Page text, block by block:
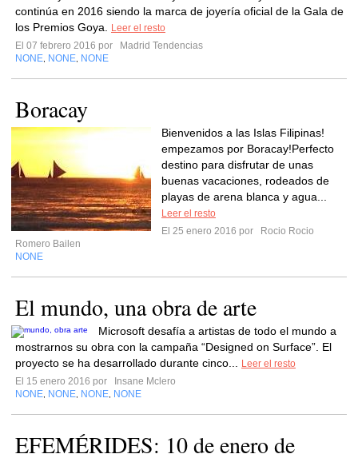
continúa en 2016 siendo la marca de joyería oficial de la Gala de
los Premios Goya.
Leer el resto
El 07 febrero 2016 por
Madrid Tendencias
NONE NONE NONE
Boracay
Bienvenidos a las Islas Filipinas!
empezamos por Boracay!Perfecto
destino para disfrutar de unas
buenas vacaciones, rodeados de
playas de arena blanca y agua...
Leer el resto
El 25 enero 2016 por
Rocio Rocio
Romero Bailen
NONE
El mundo, una obra de arte
Microsoft desafía a artistas de todo el mundo a
mostrarnos su obra con la campaña “Designed on Surface”. El
proyecto se ha desarrollado durante cinco...
Leer el resto
El 15 enero 2016 por
Insane Mclero
NONE NONE NONE NONE
EFEMÉRIDES: 10 de enero de